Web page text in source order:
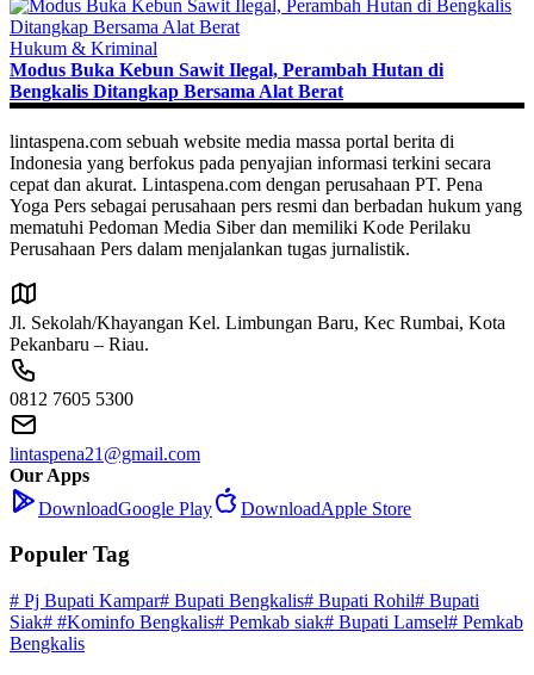
Hukum & Kriminal
Modus Buka Kebun Sawit Ilegal, Perambah Hutan di
Bengkalis Ditangkap Bersama Alat Berat
lintaspena.com sebuah website media massa portal berita di
Indonesia yang berfokus pada penyajian informasi terkini secara
cepat dan akurat. Lintaspena.com dengan perusahaan PT. Pena
Yoga Pers sebagai perusahaan pers resmi dan berbadan hukum yang
mematuhi Pedoman Media Siber dan memiliki Kode Perilaku
Perusahaan Pers dalam menjalankan tugas jurnalistik.
Jl. Sekolah/Khayangan Kel. Limbungan Baru, Kec Rumbai, Kota
Pekanbaru – Riau.
0812 7605 5300
lintaspena21@gmail.com
Our Apps
DownloadGoogle Play DownloadApple Store
Populer Tag
# Pj Bupati Kampar# Bupati Bengkalis# Bupati Rohil# Bupati
Siak# #Kominfo Bengkalis# Pemkab siak# Bupati Lamsel# Pemkab
Bengkalis